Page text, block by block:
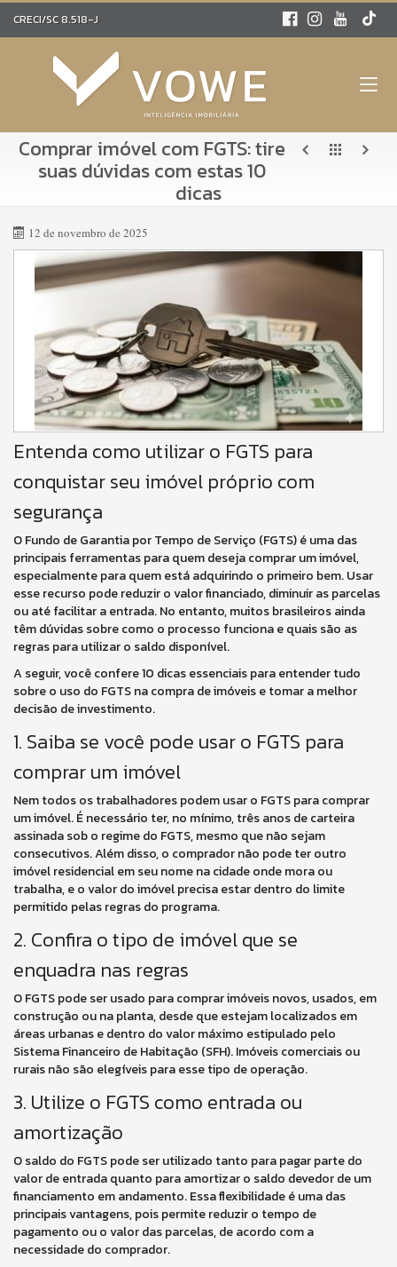
CRECI/SC 8.518-J
Comprar imóvel com FGTS: tire
suas dúvidas com estas 10
dicas
12 de novembro de 2025
Entenda como utilizar o FGTS para
conquistar seu imóvel próprio com
segurança
O Fundo de Garantia por Tempo de Serviço (FGTS) é uma das
principais ferramentas para quem deseja comprar um imóvel,
especialmente para quem está adquirindo o primeiro bem. Usar
esse recurso pode reduzir o valor financiado, diminuir as parcelas
ou até facilitar a entrada. No entanto, muitos brasileiros ainda
têm dúvidas sobre como o processo funciona e quais são as
regras para utilizar o saldo disponível.
A seguir, você confere 10 dicas essenciais para entender tudo
sobre o uso do FGTS na compra de imóveis e tomar a melhor
decisão de investimento.
1. Saiba se você pode usar o FGTS para
comprar um imóvel
Nem todos os trabalhadores podem usar o FGTS para comprar
um imóvel. É necessário ter, no mínimo, três anos de carteira
assinada sob o regime do FGTS, mesmo que não sejam
consecutivos. Além disso, o comprador não pode ter outro
imóvel residencial em seu nome na cidade onde mora ou
trabalha, e o valor do imóvel precisa estar dentro do limite
permitido pelas regras do programa.
2. Confira o tipo de imóvel que se
enquadra nas regras
O FGTS pode ser usado para comprar imóveis novos, usados, em
construção ou na planta, desde que estejam localizados em
áreas urbanas e dentro do valor máximo estipulado pelo
Sistema Financeiro de Habitação (SFH). Imóveis comerciais ou
rurais não são elegíveis para esse tipo de operação.
3. Utilize o FGTS como entrada ou
amortização
O saldo do FGTS pode ser utilizado tanto para pagar parte do
valor de entrada quanto para amortizar o saldo devedor de um
financiamento em andamento. Essa flexibilidade é uma das
principais vantagens, pois permite reduzir o tempo de
pagamento ou o valor das parcelas, de acordo com a
necessidade do comprador.